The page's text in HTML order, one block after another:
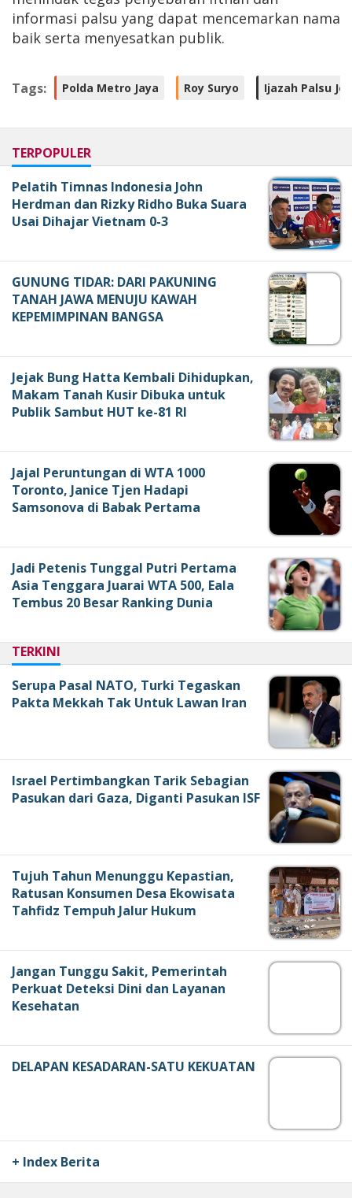
informasi palsu yang dapat mencemarkan nama
baik serta menyesatkan publik.
Tags: Polda Metro Jaya Roy Suryo Ijazah Palsu
TERPOPULER
Pelatih Timnas Indonesia John
Herdman dan Rizky Ridho Buka Suara
Usai Dihajar Vietnam 0-3
GUNUNG TIDAR: DARI PAKUNING
TANAH JAWA MENUJU KAWAH
KEPEMIMPINAN BANGSA
Jejak Bung Hatta Kembali Dihidupkan,
Makam Tanah Kusir Dibuka untuk
Publik Sambut HUT ke-81 RI
Jajal Peruntungan di WTA 1000
Toronto, Janice Tjen Hadapi
Samsonova di Babak Pertama
Jadi Petenis Tunggal Putri Pertama
Asia Tenggara Juarai WTA 500, Eala
Tembus 20 Besar Ranking Dunia
TERKINI
Serupa Pasal NATO, Turki Tegaskan
Pakta Mekkah Tak Untuk Lawan Iran
Israel Pertimbangkan Tarik Sebagian
Pasukan dari Gaza, Diganti Pasukan ISF
Tujuh Tahun Menunggu Kepastian,
Ratusan Konsumen Desa Ekowisata
Tahfidz Tempuh Jalur Hukum
Jangan Tunggu Sakit, Pemerintah
Perkuat Deteksi Dini dan Layanan
Kesehatan
DELAPAN KESADARAN-SATU KEKUATAN
+ Index Berita